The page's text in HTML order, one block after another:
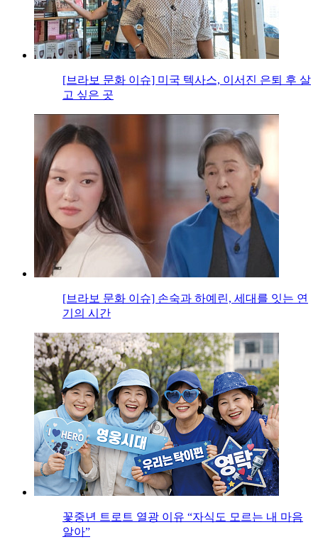
[브라보 문화 이슈] 미국 텍사스, 이서진 은퇴 후 살
고 싶은 곳
[브라보 문화 이슈] 손숙과 하예린, 세대를 잇는 연
기의 시간
꽃중년 트로트 열광 이유 “자식도 모르는 내 마음
알아”